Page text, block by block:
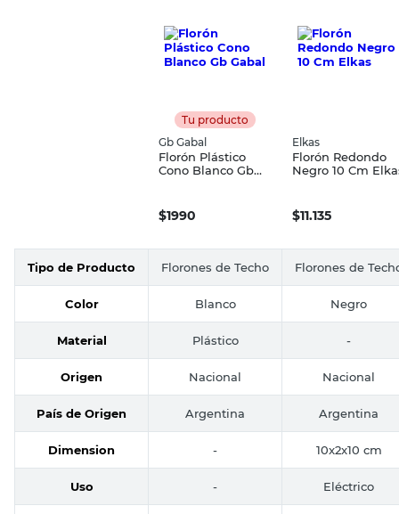
Tu producto
Gb Gabal
Florón Plástico
Cono Blanco Gb
$1990
Elkas
Florón Redondo
Negro 10 Cm
$11.135
Tipo de Producto Florones de Techo Florones de
Color Blanco Negro
Material Plástico -
Origen Nacional Nacional
País de Origen Argentina Argentina
Dimension - 10x2x10 cm
Uso - Eléctrico